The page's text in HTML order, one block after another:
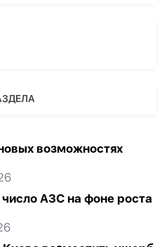
возможностях
АЗС на фоне роста